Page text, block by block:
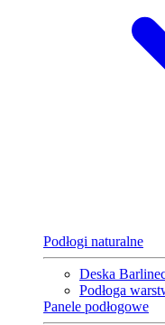
Podłogi naturalne
Deska
Podłoga
Panele podłogowe